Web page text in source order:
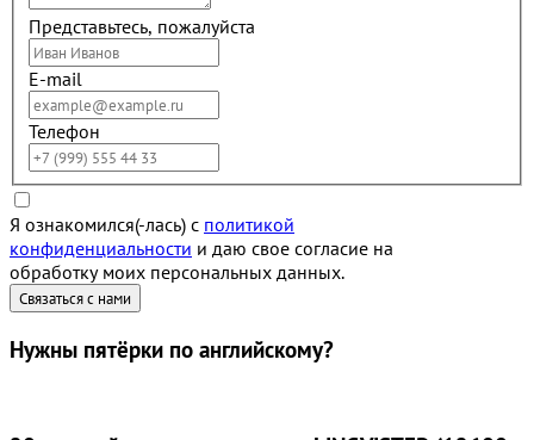
Представьтесь, пожалуйста
E-mail
Телефон
Я ознакомился(-лась) с политикой
конфиденциальности и даю свое согласие на
обработку моих персональных данных.
Нужны пятёрки по английскому?